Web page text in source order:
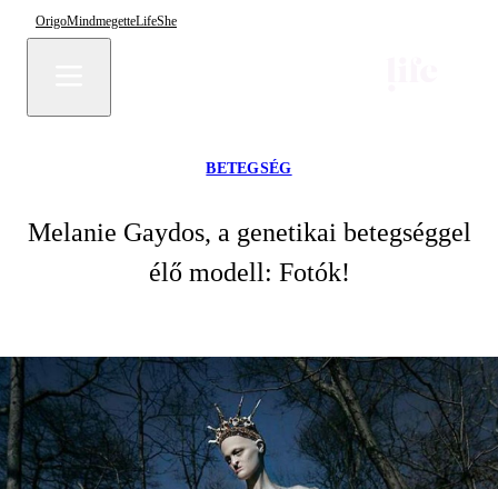
OrigoMindmegetteLifeShe
BETEGSÉG
Melanie Gaydos, a genetikai betegséggel
élő modell: Fotók!